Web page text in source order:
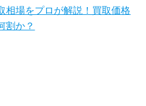
相場をプロが解説！買取価格
割か？